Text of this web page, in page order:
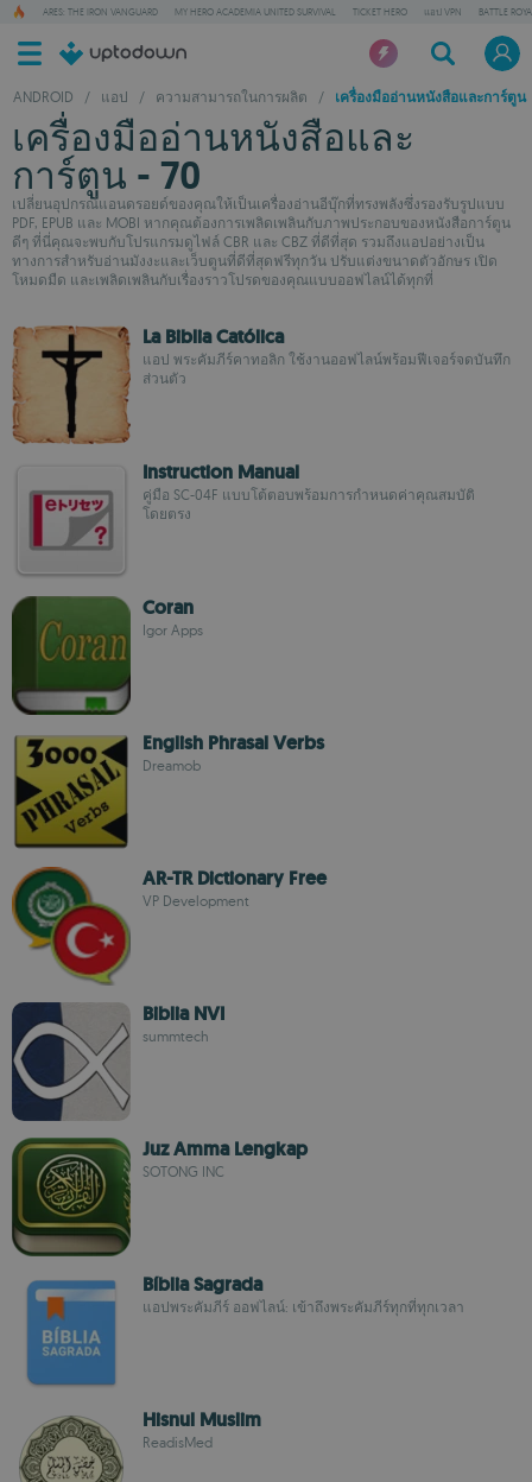
ARES: THE IRON VANGUARD MY HERO ACADEMIA UNITED SURVIVAL TICKET HERO แอป VPN BATTLE
ANDROID / แอป / ความสามารถในการผลิต / เครื่องมืออ่านหนังสือและการ์ตูน
เครื่องมืออ่านหนังสือและ
การ์ตูน - 70
เปลี่ยนอุปกรณ์แอนดรอยด์ของคุณให้เป็นเครื่องอ่านอีบุ๊กที่ทรงพลังซึ่งรองรับรูปแบบ
PDF, EPUB และ MOBI หากคุณต้องการเพลิดเพลินกับภาพประกอบของหนังสือการ์ตูน
ดีๆ ที่นี่คุณจะพบกับโปรแกรมดูไฟล์ CBR และ CBZ ที่ดีที่สุด รวมถึงแอปอย่างเป็น
ทางการสำหรับอ่านมังงะและเว็บตูนที่ดีที่สุดฟรีทุกวัน ปรับแต่งขนาดตัวอักษร เปิด
โหมดมืด และเพลิดเพลินกับเรื่องราวโปรดของคุณแบบออฟไลน์ได้ทุกที่
La Biblia Católica
แอป พระคัมภีร์คาทอลิก ใช้งานออฟไลน์พร้อมฟีเจอร์จดบันทึก
ส่วนตัว
Instruction Manual
คู่มือ SC-04F แบบโต้ตอบพร้อมการกำหนดค่าคุณสมบัติ
โดยตรง
Coran
Igor Apps
English Phrasal Verbs
Dreamob
AR-TR Dictionary Free
VP Development
Biblia NVI
summtech
Juz Amma Lengkap
SOTONG INC
Bíblia Sagrada
แอปพระคัมภีร์ ออฟไลน์: เข้าถึงพระคัมภีร์ทุกที่ทุกเวลา
Hisnul Muslim
ReadisMed